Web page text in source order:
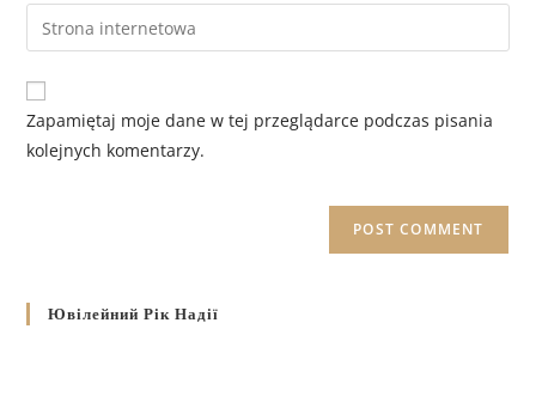
Zapamiętaj moje dane w tej przeglądarce podczas pisania
kolejnych komentarzy.
Ювілейний Рік Надії